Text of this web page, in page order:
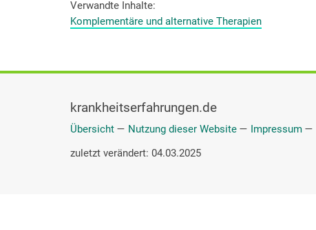
Verwandte Inhalte
Komplementäre und alternative Therapien
krankheitserfahrungen.de
Übersicht — Nutzung dieser Website — Impressum —
zuletzt verändert: 04.03.2025